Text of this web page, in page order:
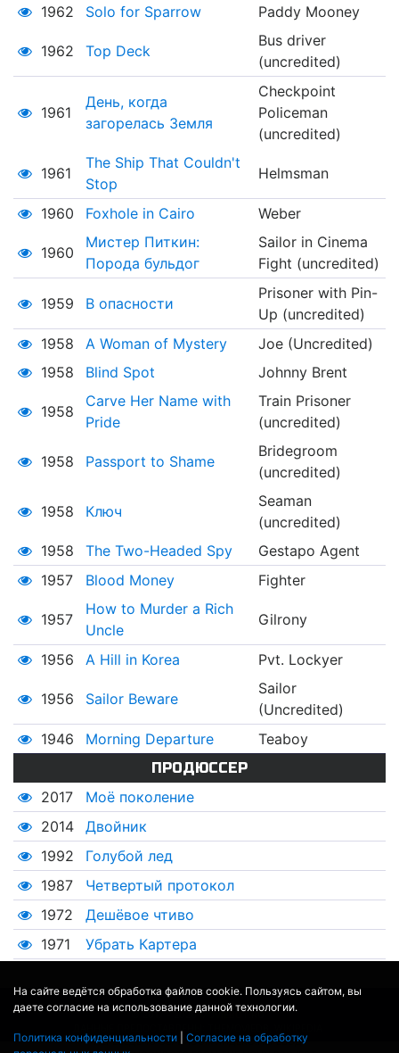
На сайте ведётся обработка файлов cookie. Пользуясь сайтом, вы
даете согласие на использование данной технологии.
Политика конфиденциальности
Согласие на обработку
1962
Solo for Sparrow Paddy Mooney
1962 Top Deck
Bus driver
(uncredited)
1961
День, когда
загорелась Земля
Checkpoint
Policeman
(uncredited)
1961
The Ship That Couldn't
Stop
Helmsman
1960 Foxhole in Cairo Weber
1960
Мистер Питкин:
Порода бульдог
Sailor in Cinema
Fight (uncredited)
1959 В опасности
Prisoner with Pin-
Up (uncredited)
1958
A Woman of Mystery
Joe (Uncredited)
1958
Blind Spot Johnny Brent
1958
Carve Her Name with
Pride
Train Prisoner
(uncredited)
1958 Passport to Shame
Bridegroom
(uncredited)
1958 Ключ
Seaman
(uncredited)
1958
The Two-Headed Spy
Gestapo Agent
1957
Blood Money Fighter
1957
How to Murder a Rich
Uncle
Gilrony
1956 A Hill in Korea Pvt. Lockyer
1956 Sailor Beware
Sailor
(Uncredited)
1946
Morning Departure Teaboy
ПРОДЮССЕР
2017
Моё поколение
2014
Двойник
1992
Голубой лед
1987
Четвертый протокол
1972
Дешёвое чтиво
1971
Убрать Картера
© 2017 - 2026 MOVIE
ДАННЫЕ ПРЕДОСТАВЛЕНЫ:
ПЕРЕВЕДЕНО СЕРВИСОМЯНДЕКС.ПЕРЕВОД